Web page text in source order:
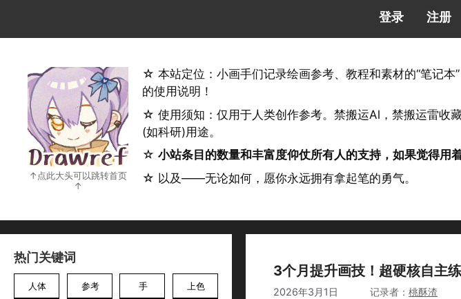
内
登录 注册
☆ 本站定位：小画手们记录绘画参考、教程和素材的“笔记
的使用说明！
☆ 使用须知：仅用于人类创作参考。禁搬运Al，禁搬运雷收
(如科研)用途。
☆ 小站条目的数量和丰富度仰仗所有人的支持，如果觉得用
☆ 以及——无论如何，愿你永远拥有拿起笔的勇气。
3个月提升画技！超硬核自主
2026年3月1日 桃酥渣
热门关键词
人体 参考 手 上色